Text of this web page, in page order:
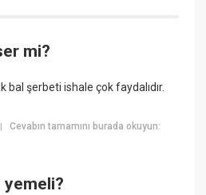
mi?
bal şerbeti ishale çok faydalıdır.
Cevabın tamamını burada okuyun:
yemeli?